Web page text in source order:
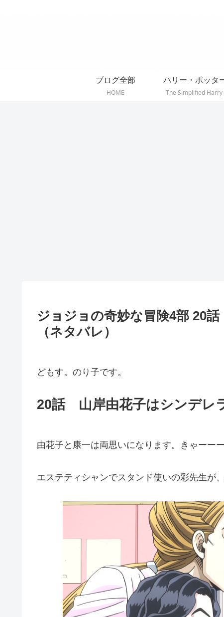
ブログ全部
HOME
ハリー・ポッタ
The Simplified Harry
ジョジョの奇妙な冒険4部 20
（ネタバレ）
どもす。のり子です。
20話 山岸由花子はシンデレ
由花子と康一は両思いになります。きゃーーー
エステティシャンでスタンド使いの彩先生が